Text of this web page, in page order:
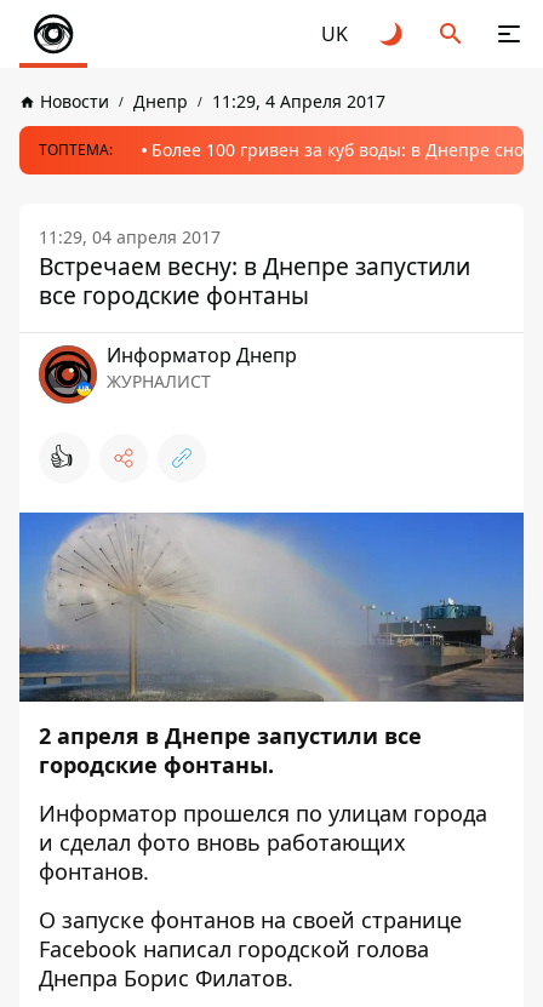
UK
Новости Днепр 11:29, 4 Апреля 2017
ТОПТЕМА: Более 100 гривен за куб воды: в Днепре
11:29, 04 апреля 2017
Встречаем весну: в Днепре запустили
все городские фонтаны
Информатор Днепр
ЖУРНАЛИСТ
👍
2 апреля в Днепре запустили все
городские фонтаны.
Информатор прошелся по улицам города
и сделал фото вновь работающих
фонтанов.
О запуске фонтанов на своей странице
Facebook написал городской голова
Днепра Борис Филатов.